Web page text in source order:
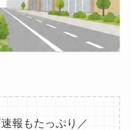
報もたっぷり／